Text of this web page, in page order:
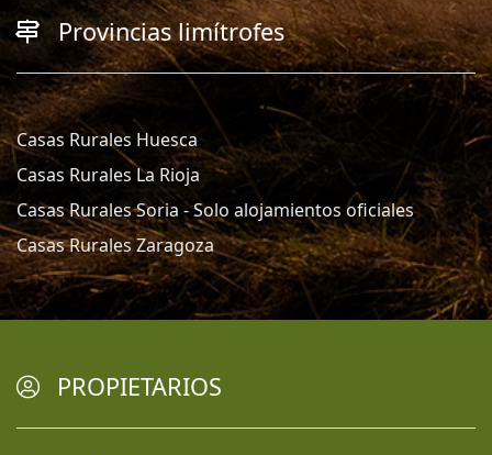
Provincias limítrofes
Casas Rurales Huesca
Casas Rurales La Rioja
Casas Rurales Soria - Solo alojamientos oficiales
Casas Rurales Zaragoza
PROPIETARIOS